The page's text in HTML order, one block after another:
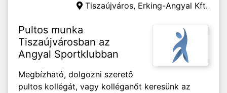
Tiszaújváros, Erking-Angyal Kft.
Pultos munka
Tiszaújvárosban az
Angyal Sportklubban
Megbízható, dolgozni szerető
pultos kollégát, vagy kolléganőt keresünk az